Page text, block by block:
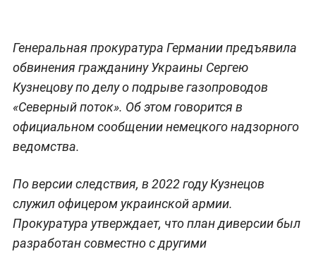
Генеральная прокуратура Германии предъявила
обвинения гражданину Украины Сергею
Кузнецову по делу о подрыве газопроводов
«Северный поток». Об этом говорится в
официальном сообщении немецкого надзорного
ведомства.
По версии следствия, в 2022 году Кузнецов
служил офицером украинской армии.
Прокуратура утверждает, что план диверсии был
разработан совместно с другими